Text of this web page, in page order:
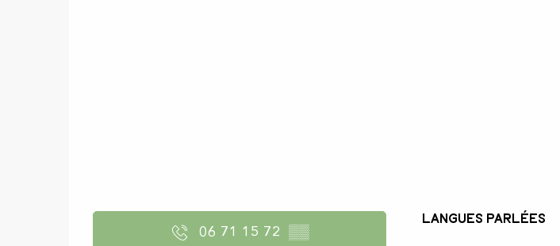
06 71 15 72 ▒▒
Langues parlées
Langues parlées